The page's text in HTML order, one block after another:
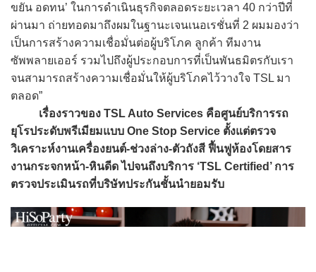
ขยัน อดทน’ ในการดำเนินธุรกิจตลอดระยะเวลา 40 กว่าปีที่
ผ่านมา ถ่ายทอดมาถึงผมในฐานะเจนเนอเรชั่นที่ 2 ผมมองว่า
เป็นการสร้างความเชื่อมั่นต่อผู้บริโภค ลูกค้า ทีมงาน
ซัพพลายเออร์ รวมไปถึงผู้ประกอบการที่เป็นพันธมิตรกับเรา
จนสามารถสร้างความเชื่อมั่นให้ผู้บริโภคไว้วางใจ TSL มา
ตลอด”
เรื่องราวของ TSL Auto Services คือศูนย์บริการรถ
ยุโรประดับพรีเมียมแบบ One Stop Service ตั้งแต่ตรวจ
วิเคราะห์งานเครื่องยนต์-ช่วงล่าง-ตัวถังสี ฟื้นฟูห้องโดยสาร
งานกระจกหน้า-หินดีด ไปจนถึงบริการ ‘TSL Certified’ การ
ตรวจประเมินรถที่บริษัทประกันชั้นนำยอมรับ